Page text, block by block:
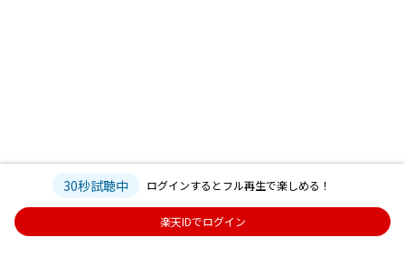
30秒試聴中 ログインするとフル再生で楽しめる！
楽天IDでログイン